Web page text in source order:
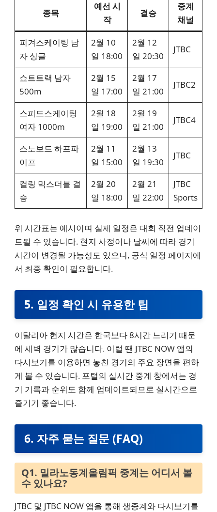
종목
예선 시
작
결승
중계
채널
피겨스케이팅 남
자 싱글
2월 10
일 18:00
2월 12
일 20:30
JTBC
쇼트트랙 남자
500m
2월 15
일 17:00
2월 17
일 21:00
JTBC2
스피드스케이팅
여자 1000m
2월 18
일 19:00
2월 19
일 21:00
JTBC4
스노보드 하프파
이프
2월 11
일 15:00
2월 13
일 19:30
JTBC
컬링 믹스더블 결
승
2월 20
일 18:00
2월 21
일 22:00
JTBC
Sports
위 시간표는 예시이며 실제 일정은 대회 직전 업데이
트될 수 있습니다. 현지 사정이나 날씨에 따라 경기
시간이 변경될 가능성도 있으니, 공식 일정 페이지에
서 최종 확인이 필요합니다.
5. 일정 확인 시 유용한 팁
이탈리아 현지 시간은 한국보다 8시간 느리기 때문
에 새벽 경기가 많습니다. 이럴 땐 JTBC NOW 앱의
다시보기를 이용하면 놓친 경기의 주요 장면을 편하
게 볼 수 있습니다. 포털의 실시간 중계 창에서는 경
기 기록과 순위도 함께 업데이트되므로 실시간으로
즐기기 좋습니다.
6. 자주 묻는 질문 (FAQ)
Q1. 밀라노동계올림픽 중계는 어디서 볼
수 있나요?
JTBC 및 JTBC NOW 앱을 통해 생중계와 다시보기를